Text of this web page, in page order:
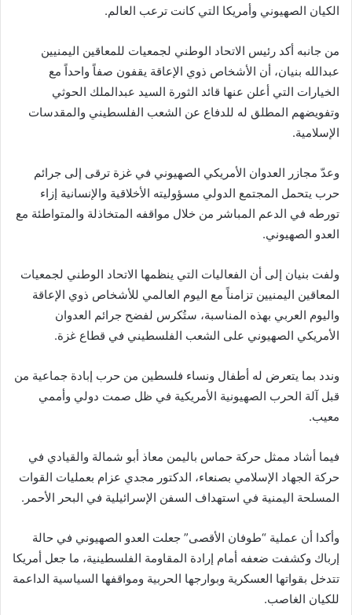
الكيان الصهيوني وأمريكا التي كانت ترعب العالم.
من جانبه أكد رئيس الاتحاد الوطني لجمعيات للمعاقين اليمنيين
عبدالله بنيان، أن الأشخاص ذوي الإعاقة يقفون صفاً واحداً مع
الخيارات التي أعلن عنها قائد الثورة السيد عبدالملك الحوثي
وتفويضهم المطلق له للدفاع عن الشعب الفلسطيني والمقدسات
الإسلامية.
وعدّ مجازر العدوان الأمريكي الصهيوني في غزة ترقى إلى جرائم
حرب يتحمل المجتمع الدولي مسؤوليته الأخلاقية والإنسانية إزاء
تورطه في الدعم المباشر من خلال مواقفه المتخاذلة والمتواطئة مع
العدو الصهيوني.
ولفت بنيان إلى أن الفعاليات التي ينظمها الاتحاد الوطني لجمعيات
المعاقين اليمنيين تزامناً مع اليوم العالمي للأشخاص ذوي الإعاقة
واليوم العربي بهذه المناسبة، ستُكرس لفضح جرائم العدوان
الأمريكي الصهيوني على الشعب الفلسطيني في قطاع غزة.
وندد بما يتعرض له أطفال ونساء فلسطين من حرب إبادة جماعية من
قبل آلة الحرب الصهيونية الأمريكية في ظل صمت دولي وأممي
معيب.
فيما أشاد ممثل حركة حماس باليمن معاذ أبو شمالة والقيادي في
حركة الجهاد الإسلامي بصنعاء، الدكتور مجدي عزام بعمليات القوات
المسلحة اليمنية في استهداف السفن الإسرائيلية في البحر الأحمر.
وأكدا أن عملية “طوفان الأقصى” جعلت العدو الصهيوني في حالة
إرباك وكشفت ضعفه أمام إرادة المقاومة الفلسطينية، ما جعل أمريكا
تتدخل بقواتها العسكرية وبوارجها الحربية ومواقفها السياسية الداعمة
للكيان الغاصب.